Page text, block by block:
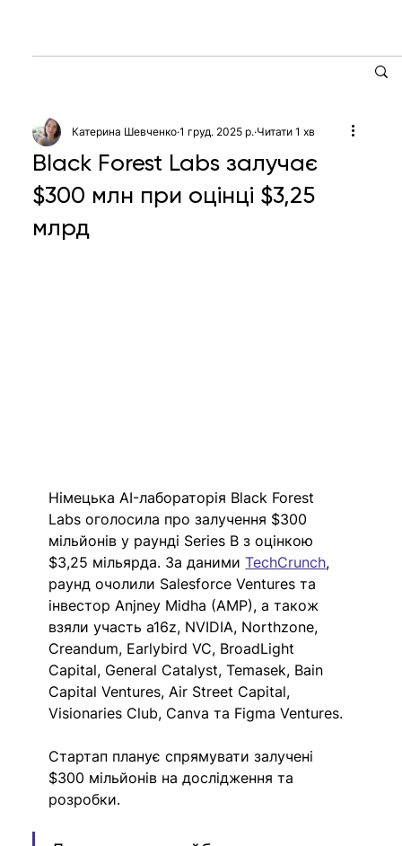
Black Forest Labs залучає
$300 млн при оцінці $3,25
млрд
Катерина Шевченко 1 груд. 2025 р. Читати 1 хв
Німецька AI-лабораторія Black Forest
Labs оголосила про залучення $300
мільйонів у раунді Series B з оцінкою
$3,25 мільярда. За даними TechCrunch,
раунд очолили Salesforce Ventures та
інвестор Anjney Midha (AMP), а також
взяли участь a16z, NVIDIA, Northzone,
Creandum, Earlybird VC, BroadLight
Capital, General Catalyst, Temasek, Bain
Capital Ventures, Air Street Capital,
Visionaries Club, Canva та Figma Ventures.
Стартап планує спрямувати залучені
$300 мільйонів на дослідження та
розробки.